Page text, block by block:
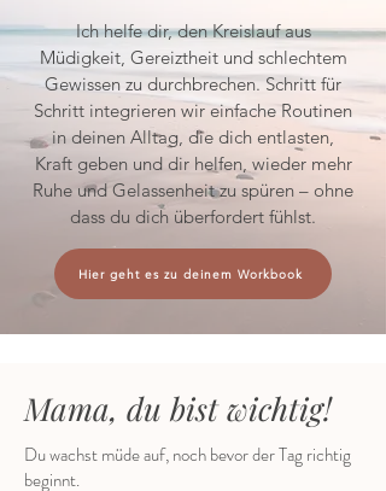
Ich helfe dir, den Kreislauf aus
Müdigkeit, Gereiztheit und schlechtem
Gewissen zu durchbrechen. Schritt für
Schritt integrieren wir einfache Routinen
in deinen Alltag, die dich entlasten,
Kraft geben und dir helfen, wieder mehr
Ruhe und Gelassenheit zu spüren – ohne
dass du dich überfordert fühlst.
Hier geht es zu deinem Workbook
Mama, du bist wichtig!
Du wachst müde auf, noch bevor der Tag richtig
beginnt.